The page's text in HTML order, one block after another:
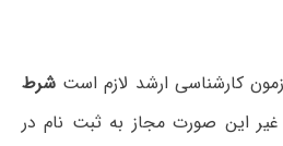
کارشناسی ارشد لازم است شرط
غیر این صورت مجاز به ثبت نام در